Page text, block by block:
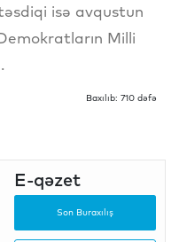
isə avqustun
Milli
Baxılıb: 710 dəfə
E-qəzet
Son Buraxılış